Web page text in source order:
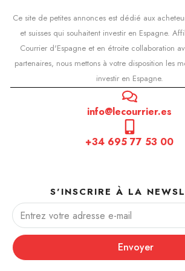
Ce site de petites annonces est dédié aux
et suisses qui souhaitent investir en Espagne.
Courrier d'Espagne et en étroite collaboration
partenaires, nous mettons à votre disposition les
investir en Espagne.
info@lecourrier.es
+34 695 77 53 00
S'INSCRIRE À LA
Envoyer